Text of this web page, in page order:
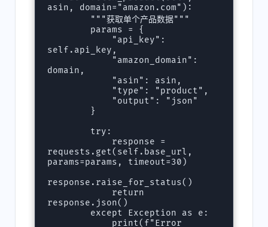
asin, domain="amazon.com"):
self.api_key,
domain,
requests.get(self.base_url,
params=params, timeout=30)
response.raise_for_status()
response.json()